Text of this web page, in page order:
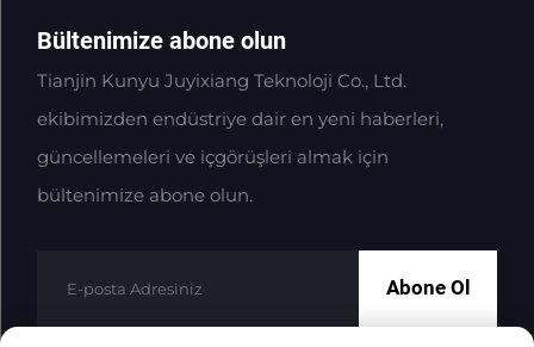
Bültenimize abone olun
Tianjin Kunyu Juyixiang Teknoloji Co., Ltd.
ekibimizden endüstriye dair en yeni haberleri,
güncellemeleri ve içgörüşleri almak için
bültenimize abone olun.
Abone Ol